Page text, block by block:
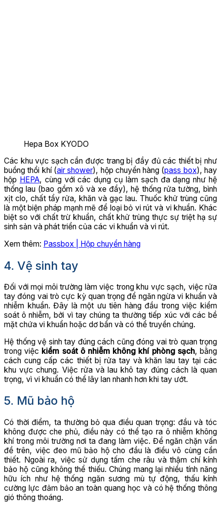
Hepa Box KYODO
Các khu vực sạch cần được trang bị đầy đủ các thiết bị như
buồng thổi khí (air shower), hộp chuyển hàng (pass box), hay
hộp HEPA, cùng với các dụng cụ làm sạch đa dạng như hệ
thống lau (bao gồm xô và xe đẩy), hệ thống rửa tường, bình
xịt clo, chất tẩy rửa, khăn và gạc lau. Thuốc khử trùng cũng
là một biện pháp mạnh mẽ để loại bỏ vi rút và vi khuẩn. Khác
biệt so với chất trừ khuẩn, chất khử trùng thực sự triệt hạ sự
sinh sản và phát triển của các vi khuẩn và vi rút.
Xem thêm: Passbox | Hộp chuyển hàng
4. Vệ sinh tay
Đối với mọi môi trường làm việc trong khu vực sạch, việc rửa
tay đóng vai trò cực kỳ quan trọng để ngăn ngừa vi khuẩn và
nhiễm khuẩn. Đây là một ưu tiên hàng đầu trong việc kiểm
soát ô nhiễm, bởi vì tay chúng ta thường tiếp xúc với các bề
mặt chứa vi khuẩn hoặc dơ bẩn và có thể truyền chúng.
Hệ thống vệ sinh tay đúng cách cũng đóng vai trò quan trọng
trong việc kiểm soát ô nhiễm không khí phòng sạch, bằng
cách cung cấp các thiết bị rửa tay và khăn lau tay tại các
khu vực chung. Việc rửa và lau khô tay đúng cách là quan
trọng, vì vi khuẩn có thể lây lan nhanh hơn khi tay ướt.
5. Mũ bảo hộ
Có thời điểm, ta thường bỏ qua điều quan trọng: đầu và tóc
không được che phủ, điều này có thể tạo ra ô nhiễm không
khí trong môi trường nơi ta đang làm việc. Để ngăn chặn vấn
đề trên, việc đeo mũ bảo hộ cho đầu là điều vô cùng cần
thiết. Ngoài ra, việc sử dụng tấm che râu và thậm chí kính
bảo hộ cũng không thể thiếu. Chúng mang lại nhiều tính năng
hữu ích như hệ thống ngăn sương mù tự động, thấu kính
cường lực đảm bảo an toàn quang học và có hệ thống thông
gió thông thoáng.